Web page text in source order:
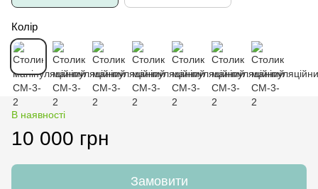
Колір
В наявності
10 000 грн
Замовити